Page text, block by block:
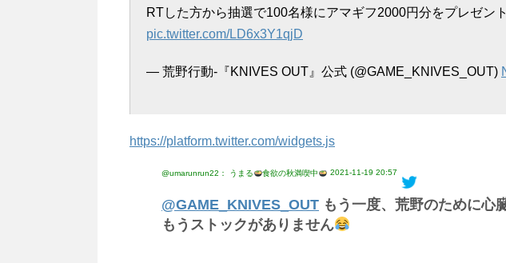
RTした方から抽選で100名様にアマギフ2000円分をプレゼント
pic.twitter.com/LD6x3Y1qjD
— 荒野行動-『KNIVES OUT』公式 (@GAME_KNIVES_OUT)
https://platform.twitter.com/widgets.js
@umarunrun22： うまる 食欲の秋満喫中 2021-11-19 20:57
@GAME_KNIVES_OUT もう一度、荒野のために心
もうストックがありません